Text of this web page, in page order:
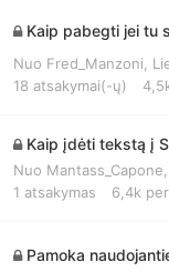
Kaip pabegti jei tu
Nuo Fred_Manzoni
18 atsakymai(-ų)
Kaip įdėti tekstą į
Nuo Mantass_Capone
1 atsakymas 6,4k
Pamoka